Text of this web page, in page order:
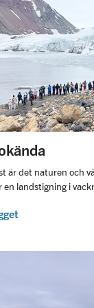
är det naturen och
en landstigning i